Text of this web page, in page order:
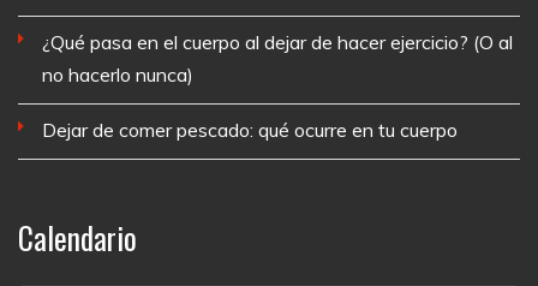
¿Qué pasa en el cuerpo al dejar de hacer ejercicio? (O al
no hacerlo nunca)
Dejar de comer pescado: qué ocurre en tu cuerpo
Calendario